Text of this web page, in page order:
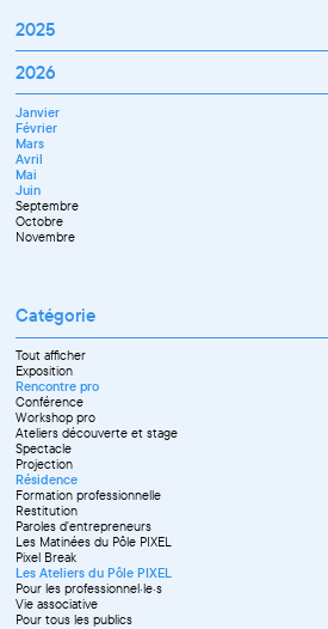
2025
Janvier
Février
Mars
Avril
Mai
Juin
Juillet
Septembre
Octobre
Novembre
Décembre
2026
Janvier
Février
Mars
Avril
Mai
Juin
Septembre
Octobre
Novembre
Catégorie
Tout afficher
Exposition
Rencontre pro
Conférence
Workshop pro
Ateliers découverte et stage
Spectacle
Projection
Résidence
Formation professionnelle
Restitution
Paroles d'entrepreneurs
Les Matinées du Pôle PIXEL
Pixel Break
Les Ateliers du Pôle PIXEL
Pour les professionnel·le·s
Vie associative
Pour tous les publics